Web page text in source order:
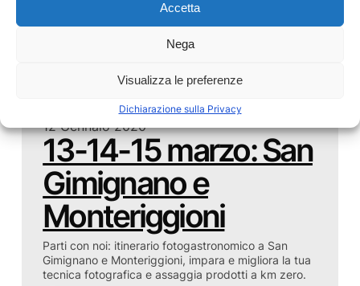
Accetta
Nega
Visualizza le preferenze
Dichiarazione sulla Privacy
12 Gennaio 2020
13-14-15 marzo: San
Gimignano e
Monteriggioni
Parti con noi: itinerario fotogastronomico a San
Gimignano e Monteriggioni, impara e migliora la tua
tecnica fotografica e assaggia prodotti a km zero.